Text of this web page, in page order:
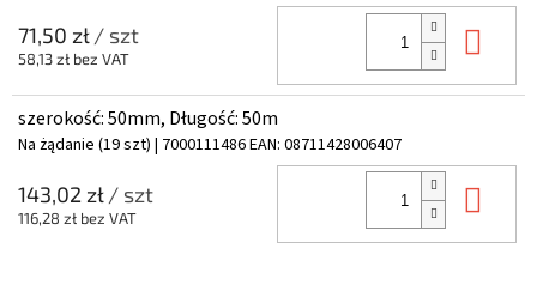
71,50 zł/ szt
58,13 zł bez VAT
szerokość: 50mm, Długość: 50m
Na żądanie (19 szt) | 7000111486EAN: 08711428006407
143,02 zł/ szt
116,28 zł bez VAT